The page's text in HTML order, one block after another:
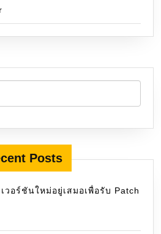
Posts
วอร์ชันใหม่อยู่เสมอเพื่อรับ Patch